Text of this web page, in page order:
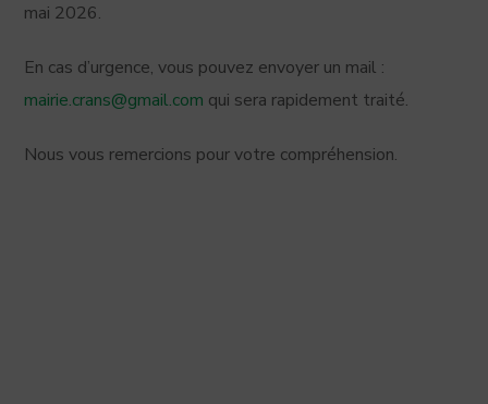
mai 2026.
En cas d’urgence, vous pouvez envoyer un mail :
mairie.crans@gmail.com qui sera rapidement traité.
Nous vous remercions pour votre compréhension.